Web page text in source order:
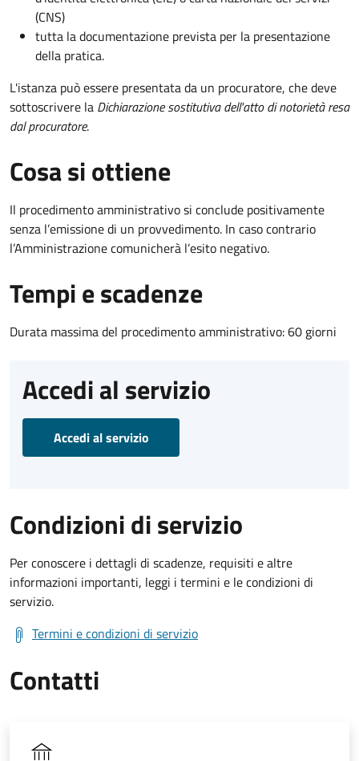
(CNS)
tutta la documentazione prevista per la presentazione
della pratica.
L'istanza può essere presentata da un procuratore, che deve
sottoscrivere la Dichiarazione sostitutiva dell'atto di notorietà resa
dal procuratore.
Cosa si ottiene
Il procedimento amministrativo si conclude positivamente
senza l’emissione di un provvedimento. In caso contrario
l’Amministrazione comunicherà l’esito negativo.
Tempi e scadenze
Durata massima del procedimento amministrativo: 60 giorni
Accedi al servizio
Accedi al servizio
Condizioni di servizio
Per conoscere i dettagli di scadenze, requisiti e altre
informazioni importanti, leggi i termini e le condizioni di
servizio.
Termini e condizioni di servizio
Contatti